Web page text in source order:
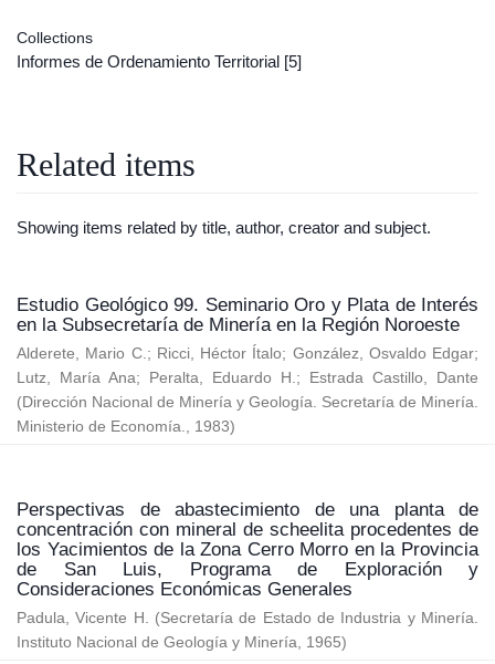
Collections
Informes de Ordenamiento Territorial [5]
Related items
Showing items related by title, author, creator and subject.
Estudio Geológico 99. Seminario Oro y Plata de Interés
en la Subsecretaría de Minería en la Región Noroeste
Alderete, Mario C.; Ricci, Héctor Ítalo; González, Osvaldo Edgar;
Lutz, María Ana; Peralta, Eduardo H.;
Estrada Castillo, Dante
(Dirección Nacional de Minería y Geología. Secretaría de Minería.
Ministerio de Economía., 1983)
Perspectivas de abastecimiento de una planta de
concentración con mineral de scheelita procedentes de
los Yacimientos de la Zona Cerro Morro en la Provincia
de San Luis, Programa de Exploración y
Consideraciones Económicas Generales
Padula, Vicente H. (Secretaría de Estado de Industria y Minería.
Instituto Nacional de Geología y Minería, 1965)